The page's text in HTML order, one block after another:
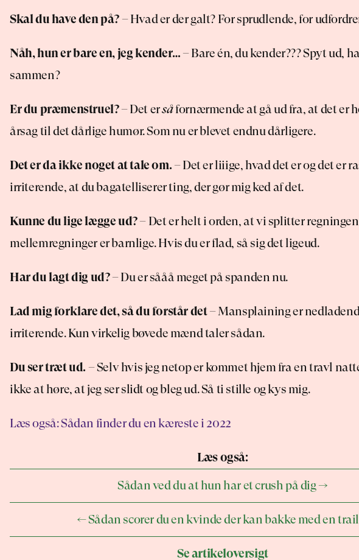
Skal du have den på? – Hvad er der galt? For sprudlende, for
Nåh, hun er bare en, jeg kender… – Bare én, du kender??? Spyt ud,
sammen?
Er du præmenstruel? – Det er så fornærmende at gå ud fra, at det er
årsag til det dårlige humør. Som nu er blevet endnu dårligere.
Det er da ikke noget at tale om. – Det er liiige, hvad det er og det er
irriterende, at du bagatelliserer ting, der gør mig ked af det.
Kunne du lige lægge ud? – Det er helt i orden, at vi splitter
mellemregninger er barnlige. Hvis du er flad, så sig det ligeud.
Har du lagt dig ud? – Du er sååå meget på spanden nu.
Lad mig forklare det, så du forstår det – Mansplaining er
irriterende. Kun virkelig bøvede mænd taler sådan.
Du ser træt ud. – Selv hvis jeg netop er kommet hjem fra en travl
ikke at høre, at jeg ser slidt og bleg ud. Så ti stille og kys mig.
Læs også: Sådan finder du en kæreste i 2022
Læs også:
Sådan ved du at hun har et crush på dig →
← Sådan scorer du en kvinde der kan bakke med en
Se artikeloversigt